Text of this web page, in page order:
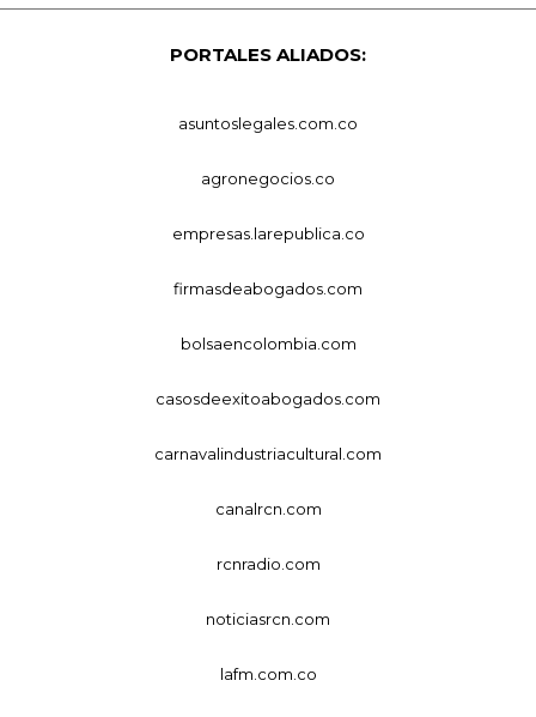
PORTALES ALIADOS:
asuntoslegales.com.co
agronegocios.co
empresas.larepublica.co
firmasdeabogados.com
bolsaencolombia.com
casosdeexitoabogados.com
carnavalindustriacultural.com
canalrcn.com
rcnradio.com
noticiasrcn.com
lafm.com.co